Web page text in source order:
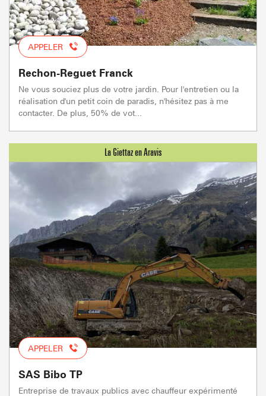
APPELER
Rechon-Reguet Franck
Ne vous souciez plus de votre jardin. Pour l'entretien ou la
réalisation d'un petit coin de paradis, n'hésitez pas à me
contacter. De plus, 50% de vot...
APPELER
SAS Bibo TP
Entreprise de travaux publics avec chauffeur expérimenté